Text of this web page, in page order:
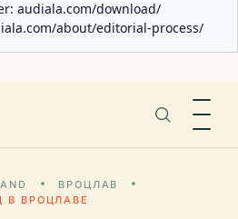
audiala.com/download/
about/editorial-process/
ВРОЦЛАВ
В ВРОЦЛАВЕ